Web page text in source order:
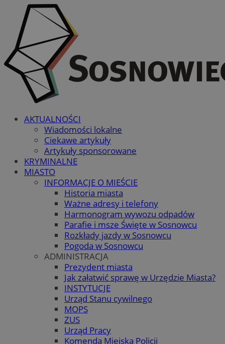
AKTUALNOŚCI
Wiadomości lokalne
Ciekawe artykuły
Artykuły sponsorowane
KRYMINALNE
MIASTO
INFORMACJE O MIEŚCIE
Historia miasta
Ważne adresy i telefony
Harmonogram wywozu odpadów
Parafie i msze Święte w Sosnowcu
Rozkłady jazdy w Sosnowcu
Pogoda w Sosnowcu
ADMINISTRACJA
Prezydent miasta
Jak załatwić sprawę w Urzędzie Miasta?
INSTYTUCJE
Urząd Stanu cywilnego
MOPS
ZUS
Urząd Pracy
Komenda Miejska Policji